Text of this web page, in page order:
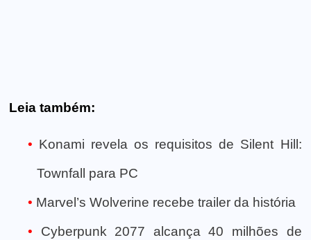
Leia também:
Konami revela os requisitos de Silent Hill:
Townfall para PC
Marvel’s Wolverine recebe trailer da história
Cyberpunk 2077 alcança 40 milhões de